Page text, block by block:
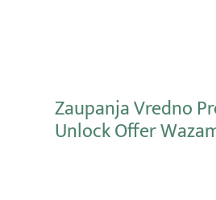
Zaupanja Vredno
Unlock Offer